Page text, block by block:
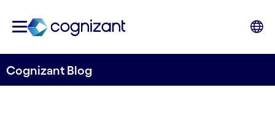
Cognizant Blog